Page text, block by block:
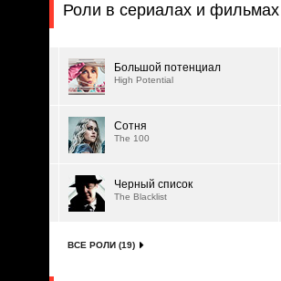
Роли в сериалах и фильмах
Большой потенциал
High Potential
Сотня
The 100
Черный список
The Blacklist
ВСЕ РОЛИ (19)